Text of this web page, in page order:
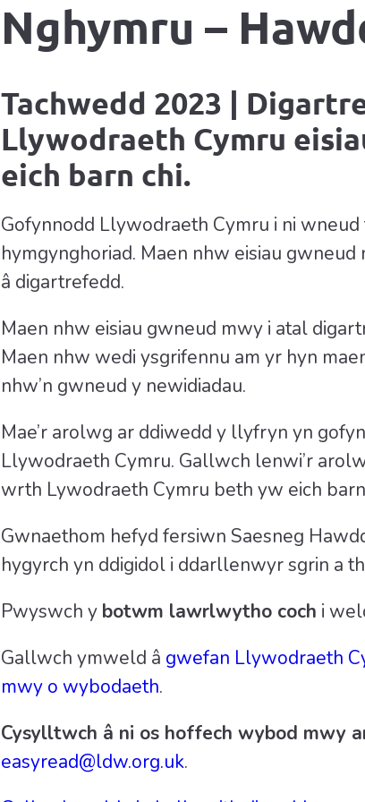
Nghymru –
Tachwedd 2023 |
Llywodraeth Cymru
eich barn chi.
Gofynnodd Llywodraeth Cymru i ni
hymgynghoriad. Maen nhw eisiau
â digartrefedd.
Maen nhw eisiau gwneud mwy i atal
Maen nhw wedi ysgrifennu am yr hyn
nhw’n gwneud y newidiadau.
Mae’r arolwg ar ddiwedd y llyfryn yn
Llywodraeth Cymru. Gallwch lenwi’r
wrth Lywodraeth Cymru beth yw eich
Gwnaethom hefyd fersiwn Saesneg
hygyrch yn ddigidol i ddarllenwyr sgrin a
Pwyswch y botwm lawrlwytho coch i
Gallwch ymweld â gwefan Llywodraeth
mwy o wybodaeth.
Cysylltwch â ni os hoffech wybod mwy
easyread@ldw.org.uk.